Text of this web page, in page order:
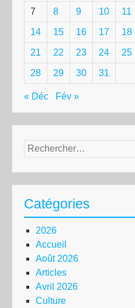
7 8 9 10 11
14 15 16 17 18
21 22 23 24 25
28 29 30 31
« Déc Fév »
Rechercher :
Catégories
2026
Accueil
Août 2026
Articles
Avril 2026
Culture